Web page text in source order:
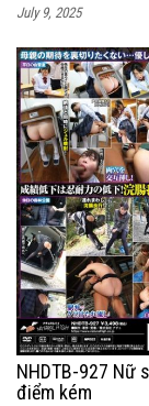
July 9, 2025
NHDTB-927 Nữ
điểm kém